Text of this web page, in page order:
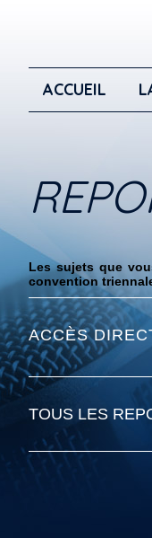
ACCUEIL
Les sujets que
convention
ACCÈS
TOUS LES